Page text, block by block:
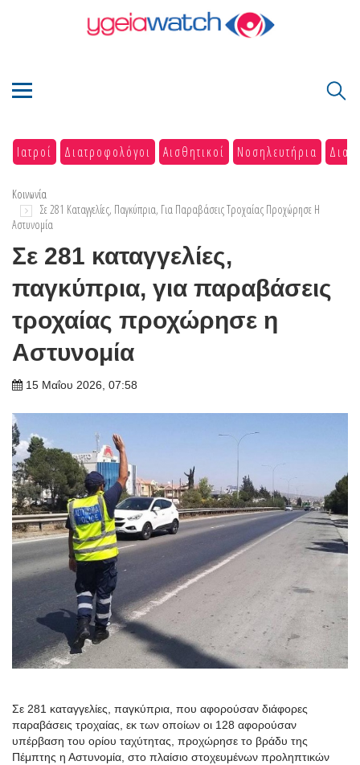
Ιατροί Διατροφολόγοι Αισθητικοί Νοσηλευτήρια
Κοινωνία
Σε 281 Καταγγελίες, Παγκύπρια, Για Παραβάσεις Τροχαίας Προχώρησε Η
Αστυνομία
Σε 281 καταγγελίες,
παγκύπρια, για παραβάσεις
τροχαίας προχώρησε η
Αστυνομία
15 Μαΐου 2026, 07:58
Σε 281 καταγγελίες, παγκύπρια, που αφορούσαν διάφορες
παραβάσεις τροχαίας, εκ των οποίων οι 128 αφορούσαν
υπέρβαση του ορίου ταχύτητας, προχώρησε το βράδυ της
Πέμπτης η Αστυνομία, στο πλαίσιο στοχευμένων προληπτικών